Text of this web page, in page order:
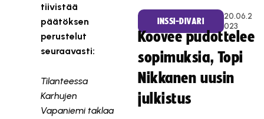
tiivistää
päätöksen
perustelut
seuraavasti:
Tilanteessa
Karhujen
Vapaniemi taklaa
INSSI-DIVARI
20.06.2
023
Koovee pudottelee
sopimuksia, Topi
Nikkanen uusin
julkistus